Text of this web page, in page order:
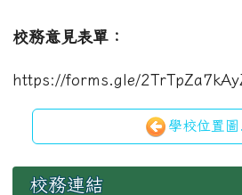
校務意見表單：
https://forms.gle/
學校位置圖
左邊區域內容
校務連結